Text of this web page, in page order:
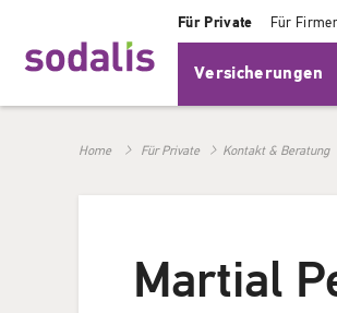
Für Private Für
Versicherungen
Home Für Private Kontakt & Beratung
Martial